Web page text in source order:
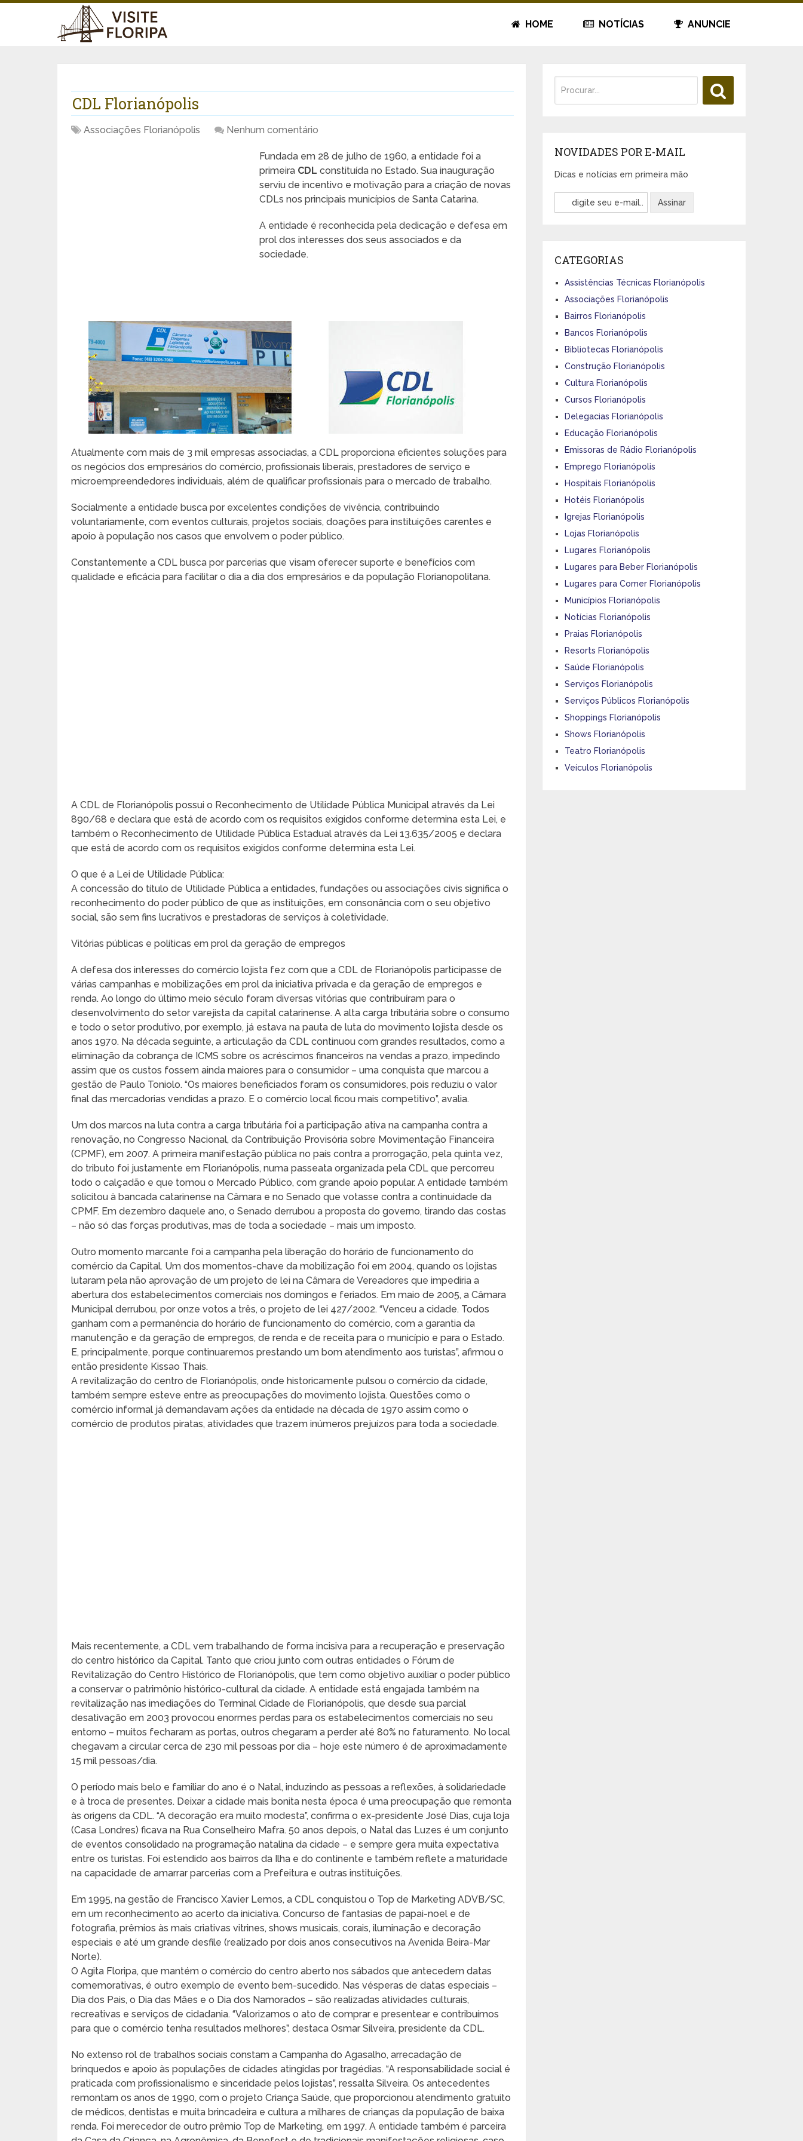
HOME NOTÍCIAS ANUNCIE
CDL Florianópolis
Associações Florianópolis Nenhum comentário
Fundada em 28 de julho de 1960, a entidade foi a
primeira CDL constituída no Estado. Sua inauguração
serviu de incentivo e motivação para a criação de novas
CDLs nos principais municípios de Santa Catarina.
A entidade é reconhecida pela dedicação e defesa em
prol dos interesses dos seus associados e da
sociedade.
Atualmente com mais de 3 mil empresas associadas, a CDL proporciona eficientes soluções para
os negócios dos empresários do comércio, profissionais liberais, prestadores de serviço e
microempreendedores individuais, além de qualificar profissionais para o mercado de trabalho.
Socialmente a entidade busca por excelentes condições de vivência, contribuindo
voluntariamente, com eventos culturais, projetos sociais, doações para instituições carentes e
apoio à população nos casos que envolvem o poder público.
Constantemente a CDL busca por parcerias que visam oferecer suporte e benefícios com
qualidade e eficácia para facilitar o dia a dia dos empresários e da população Florianopolitana.
A CDL de Florianópolis possui o Reconhecimento de Utilidade Pública Municipal através da Lei
890/68 e declara que está de acordo com os requisitos exigidos conforme determina esta Lei, e
também o Reconhecimento de Utilidade Pública Estadual através da Lei 13.635/2005 e declara
que está de acordo com os requisitos exigidos conforme determina esta Lei.
O que é a Lei de Utilidade Pública:
A concessão do título de Utilidade Pública a entidades, fundações ou associações civis significa o
reconhecimento do poder público de que as instituições, em consonância com o seu objetivo
social, são sem fins lucrativos e prestadoras de serviços à coletividade.
Vitórias públicas e políticas em prol da geração de empregos
A defesa dos interesses do comércio lojista fez com que a CDL de Florianópolis participasse de
várias campanhas e mobilizações em prol da iniciativa privada e da geração de empregos e
renda. Ao longo do último meio século foram diversas vitórias que contribuíram para o
desenvolvimento do setor varejista da capital catarinense. A alta carga tributária sobre o consumo
e todo o setor produtivo, por exemplo, já estava na pauta de luta do movimento lojista desde os
anos 1970. Na década seguinte, a articulação da CDL continuou com grandes resultados, como a
eliminação da cobrança de ICMS sobre os acréscimos financeiros na vendas a prazo, impedindo
assim que os custos fossem ainda maiores para o consumidor – uma conquista que marcou a
gestão de Paulo Toniolo. “Os maiores beneficiados foram os consumidores, pois reduziu o valor
final das mercadorias vendidas a prazo. E o comércio local ficou mais competitivo”, avalia.
Um dos marcos na luta contra a carga tributária foi a participação ativa na campanha contra a
renovação, no Congresso Nacional, da Contribuição Provisória sobre Movimentação Financeira
(CPMF), em 2007. A primeira manifestação pública no país contra a prorrogação, pela quinta vez,
do tributo foi justamente em Florianópolis, numa passeata organizada pela CDL que percorreu
todo o calçadão e que tomou o Mercado Público, com grande apoio popular. A entidade também
solicitou à bancada catarinense na Câmara e no Senado que votasse contra a continuidade da
CPMF. Em dezembro daquele ano, o Senado derrubou a proposta do governo, tirando das costas
– não só das forças produtivas, mas de toda a sociedade – mais um imposto.
Outro momento marcante foi a campanha pela liberação do horário de funcionamento do
comércio da Capital. Um dos momentos-chave da mobilização foi em 2004, quando os lojistas
lutaram pela não aprovação de um projeto de lei na Câmara de Vereadores que impediria a
abertura dos estabelecimentos comerciais nos domingos e feriados. Em maio de 2005, a Câmara
Municipal derrubou, por onze votos a três, o projeto de lei 427/2002. “Venceu a cidade. Todos
ganham com a permanência do horário de funcionamento do comércio, com a garantia da
manutenção e da geração de empregos, de renda e de receita para o município e para o Estado.
E, principalmente, porque continuaremos prestando um bom atendimento aos turistas”, afirmou o
então presidente Kissao Thais.
A revitalização do centro de Florianópolis, onde historicamente pulsou o comércio da cidade,
também sempre esteve entre as preocupações do movimento lojista. Questões como o
comércio informal já demandavam ações da entidade na década de 1970 assim como o
comércio de produtos piratas, atividades que trazem inúmeros prejuízos para toda a sociedade.
Mais recentemente, a CDL vem trabalhando de forma incisiva para a recuperação e preservação
do centro histórico da Capital. Tanto que criou junto com outras entidades o Fórum de
Revitalização do Centro Histórico de Florianópolis, que tem como objetivo auxiliar o poder público
a conservar o patrimônio histórico-cultural da cidade. A entidade está engajada também na
revitalização nas imediações do Terminal Cidade de Florianópolis, que desde sua parcial
desativação em 2003 provocou enormes perdas para os estabelecimentos comerciais no seu
entorno – muitos fecharam as portas, outros chegaram a perder até 80% no faturamento. No local
chegavam a circular cerca de 230 mil pessoas por dia – hoje este número é de aproximadamente
15 mil pessoas/dia.
O período mais belo e familiar do ano é o Natal, induzindo as pessoas a reflexões, à solidariedade
e à troca de presentes. Deixar a cidade mais bonita nesta época é uma preocupação que remonta
às origens da CDL. “A decoração era muito modesta”, confirma o ex-presidente José Dias, cuja loja
(Casa Londres) ficava na Rua Conselheiro Mafra. 50 anos depois, o Natal das Luzes é um conjunto
de eventos consolidado na programação natalina da cidade – e sempre gera muita expectativa
entre os turistas. Foi estendido aos bairros da Ilha e do continente e também reflete a maturidade
na capacidade de amarrar parcerias com a Prefeitura e outras instituições.
Em 1995, na gestão de Francisco Xavier Lemos, a CDL conquistou o Top de Marketing ADVB/SC,
em um reconhecimento ao acerto da iniciativa. Concurso de fantasias de papai-noel e de
fotografia, prêmios às mais criativas vitrines, shows musicais, corais, iluminação e decoração
especiais e até um grande desfile (realizado por dois anos consecutivos na Avenida Beira-Mar
Norte).
O Agita Floripa, que mantém o comércio do centro aberto nos sábados que antecedem datas
comemorativas, é outro exemplo de evento bem-sucedido. Nas vésperas de datas especiais –
Dia dos Pais, o Dia das Mães e o Dia dos Namorados – são realizadas atividades culturais,
recreativas e serviços de cidadania. “Valorizamos o ato de comprar e presentear e contribuímos
para que o comércio tenha resultados melhores”, destaca Osmar Silveira, presidente da CDL.
No extenso rol de trabalhos sociais constam a Campanha do Agasalho, arrecadação de
brinquedos e apoio às populações de cidades atingidas por tragédias. “A responsabilidade social é
praticada com profissionalismo e sinceridade pelos lojistas”, ressalta Silveira. Os antecedentes
remontam os anos de 1990, com o projeto Criança Saúde, que proporcionou atendimento gratuito
de médicos, dentistas e muita brincadeira e cultura a milhares de crianças da população de baixa
renda. Foi merecedor de outro prêmio Top de Marketing, em 1997. A entidade também é parceira
NOVIDADES POR E-MAIL
Dicas e notícias em primeira mão
CATEGORIAS
Assistências Técnicas Florianópolis
Associações Florianópolis
Bairros Florianópolis
Bancos Florianópolis
Bibliotecas Florianópolis
Construção Florianópolis
Cultura Florianópolis
Cursos Florianópolis
Delegacias Florianópolis
Educação Florianópolis
Emissoras de Rádio Florianópolis
Emprego Florianópolis
Hospitais Florianópolis
Hotéis Florianópolis
Igrejas Florianópolis
Lojas Florianópolis
Lugares Florianópolis
Lugares para Beber Florianópolis
Lugares para Comer Florianópolis
Municípios Florianópolis
Notícias Florianópolis
Praias Florianópolis
Resorts Florianópolis
Saúde Florianópolis
Serviços Florianópolis
Serviços Públicos Florianópolis
Shoppings Florianópolis
Shows Florianópolis
Teatro Florianópolis
Veículos Florianópolis